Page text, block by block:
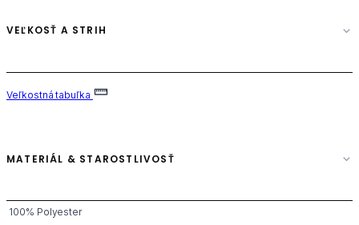
VEĽKOSŤ A STRIH
Veľkostná tabuľka
MATERIÁL & STAROSTLIVOSŤ
100% Polyester